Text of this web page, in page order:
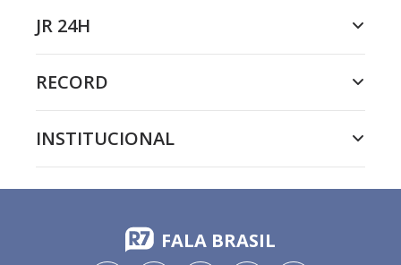
JR 24H
RECORD
INSTITUCIONAL
FALA BRASIL